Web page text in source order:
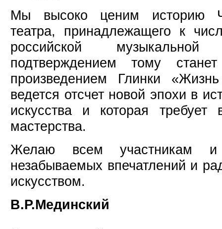
Мы высоко ценим историю
театра, принадлежащего к
российской
подтверждением тому
произведением Глинки
ведется отсчет новой эпохи в
искусства и которая требует
мастерства.
Желаю всем участникам и
незабываемых впечатлений и
искусством.
В.Р.Мединский